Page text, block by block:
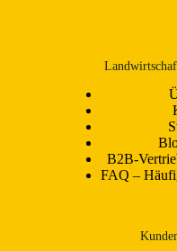
B2B-
FAQ –